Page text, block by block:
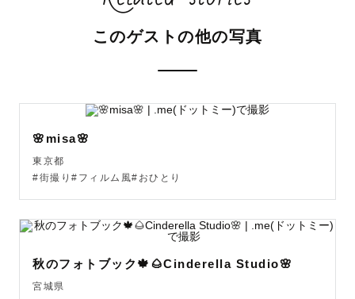
𓐄𓐄𓐄𓐄𓐄𓐄𓐄𓐄𓐄𓐄𓐄𓐄𓐄𓐄𓐄𓐄𓐄𓐄𓐄𓐄𓐄𓐄𓐄𓐄𓐄𓐄𓐄𓐄𓐄𓐄𓐄𓐄𓐄𓐄𓐄𓐄𓐄𓐄𓐄
ふんわり優しくて、温かみのある写真が得意です
まだ具体的なイメージがお決まりでない方も、色々とご提
考えていきましょう✨
撮影当日はもちろん、準備から一緒に楽しんで大切な瞬間
このゲストの他の写真
🌸misa🌸
東京都
#街撮り#フィルム風#おひとり
秋のフォトブック🍁🌰Cinderella Studio🌸
宮城県